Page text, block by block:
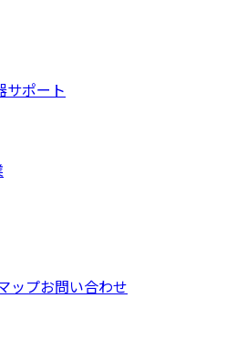
サポート
ップお問い合わせ